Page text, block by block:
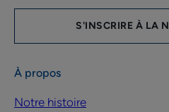
S'INSCRIRE À LA
À propos
Notre histoire